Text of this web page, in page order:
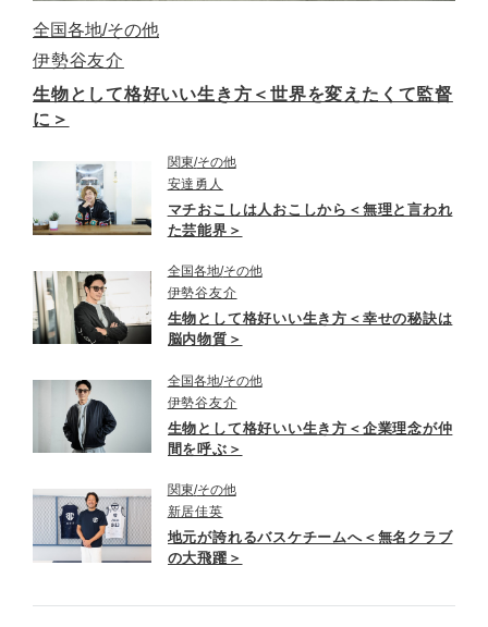
全国各地 その他
伊勢谷友介
生物として格好いい生き方＜世界を変えたくて監督
に＞
関東 その他
安達勇人
マチおこしは人おこしから＜無理と言われ
た芸能界＞
全国各地 その他
伊勢谷友介
生物として格好いい生き方＜幸せの秘訣は
脳内物質＞
全国各地 その他
伊勢谷友介
生物として格好いい生き方＜企業理念が仲
間を呼ぶ＞
関東 その他
新居佳英
地元が誇れるバスケチームへ＜無名クラブ
の大飛躍＞